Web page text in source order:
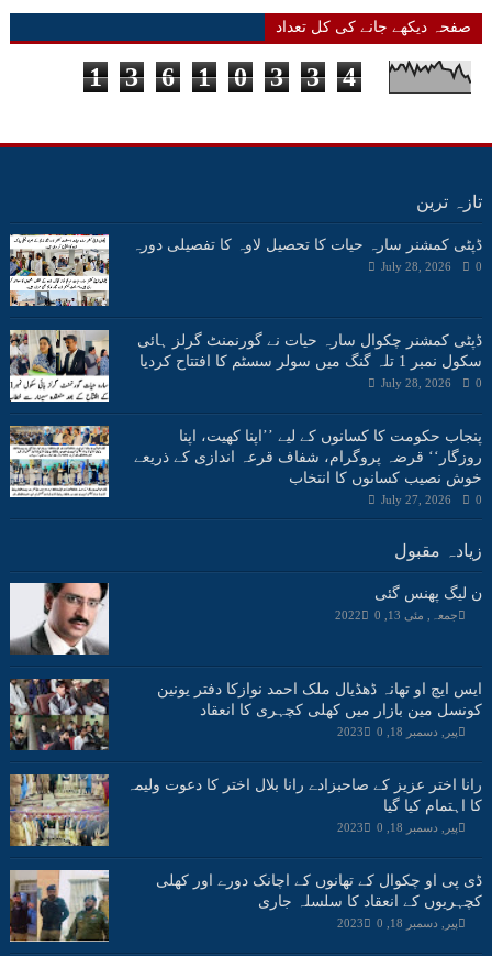
صفحہ دیکھے جانے کی کل تعداد
1 3 6 1 0 3 3 4
تازہ ترین
ڈپٹی کمشنر سارہ حیات کا تحصیل لاوہ کا تفصیلی دورہ
July 28, 2026 0
ڈپٹی کمشنر چکوال سارہ حیات نے گورنمنٹ گرلز ہائی
سکول نمبر 1 تلہ گنگ میں سولر سسٹم کا افتتاح کردیا
July 28, 2026 0
پنجاب حکومت کا کسانوں کے لیے ’’اپنا کھیت، اپنا
روزگار‘‘ قرضہ پروگرام، شفاف قرعہ اندازی کے ذریعے
خوش نصیب کسانوں کا انتخاب
July 27, 2026 0
زیادہ مقبول
ن لیگ پھنس گئی
جمعہ, مئی 13, 2022 0
ایس ایچ او تھانہ ڈھڈیال ملک احمد نوازکا دفتر یونین
کونسل مین بازار میں کھلی کچہری کا انعقاد
پیر, دسمبر 18, 2023 0
رانا اختر عزیز کے صاحبزادے رانا بلال اختر کا دعوت ولیمہ
کا اہتمام کیا گیا
پیر, دسمبر 18, 2023 0
ڈی پی او چکوال کے تھانوں کے اچانک دورے اور کھلی
کچہریوں کے انعقاد کا سلسلہ جاری
پیر, دسمبر 18, 2023 0